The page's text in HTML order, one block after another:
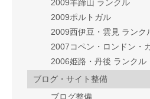
2009羊蹄山 ランクル
2009ポルトガル
2009西伊豆・雲見 ランク
2007コペン・ロンドン・
2006姫路・丹後 ランクル
ブログ・サイト整備
ブログ整備